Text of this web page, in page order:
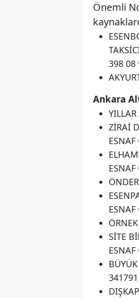
Önemli
398 08
Ankara
ZİRAİ
SİTE